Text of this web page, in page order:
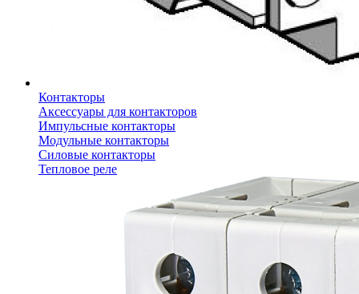
Контакторы
Аксессуары для контакторов
Импульсные контакторы
Модульные контакторы
Силовые контакторы
Тепловое реле